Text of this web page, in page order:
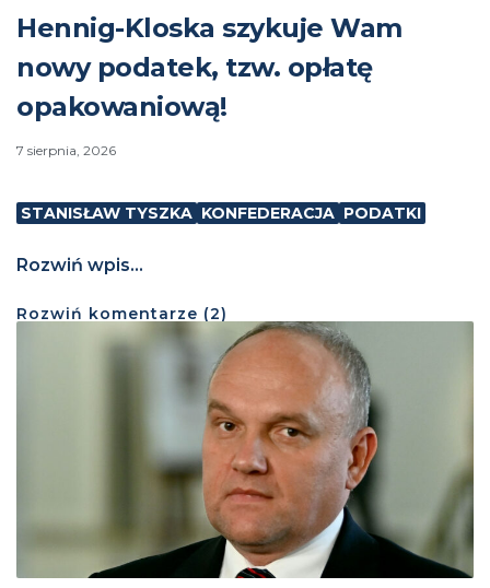
Hennig-Kloska szykuje Wam
nowy podatek, tzw. opłatę
opakowaniową!
7 sierpnia, 2026
STANISŁAW TYSZKA KONFEDERACJA PODATKI
Rozwiń wpis...
Rozwiń komentarze (2)